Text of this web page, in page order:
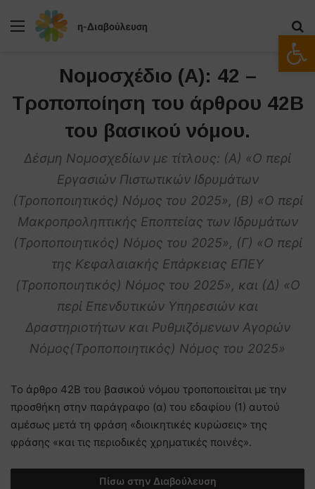
Μενού
Νομοσχέδιο (Α): 42 –
Τροποποίηση του άρθρου 42Β
του βασικού νόμου.
Δέσμη Νομοσχεδίων με τίτλους: (Α) «O περί
Εργασιών Πιστωτικών Ιδρυμάτων
(Τροποποιητικός) Νόμος του 2025», (B) «O περί
Μακροπροληπτικής Εποπτείας των Ιδρυμάτων
(Τροποποιητικός) Νόμος του 2025», (Γ) «O περί
της Κεφαλαιακής Επάρκειας ΕΠΕΥ
(Τροποποιητικός) Νόμος του 2025», και (Δ) «Ο
περί Επενδυτικών Υπηρεσιών και
Δραστηριοτήτων και Ρυθμιζόμενων Αγορών
Νόμος(Τροποποιητικός) Νόμος του 2025»
Το άρθρο 42Β του βασικού νόμου τροποποιείται με την
προσθήκη στην παράγραφο (α) του εδαφίου (1) αυτού
αμέσως μετά τη φράση «διοικητικές κυρώσεις» της
φράσης «και τις περιοδικές χρηματικές ποινές».
Πίσω στην Διαβούλευση